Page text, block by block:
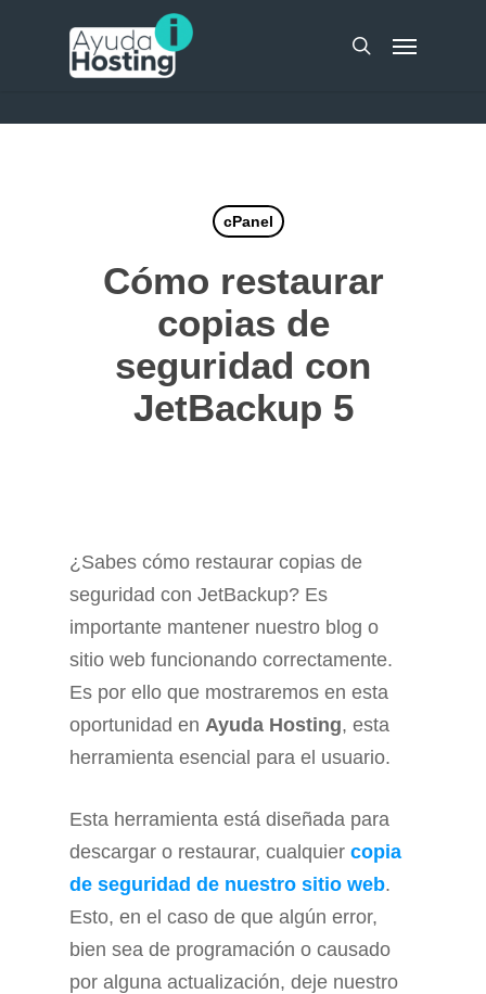
search
Menu
cPanel
Cómo restaurar
copias de
seguridad con
JetBackup 5
¿Sabes cómo restaurar copias de
seguridad con JetBackup? Es
importante mantener nuestro blog o
sitio web funcionando correctamente.
Es por ello que mostraremos en esta
oportunidad en Ayuda Hosting, esta
herramienta esencial para el usuario.
Esta herramienta está diseñada para
descargar o restaurar, cualquier copia
de seguridad de nuestro sitio web.
Esto, en el caso de que algún error,
bien sea de programación o causado
por alguna actualización, deje nuestro